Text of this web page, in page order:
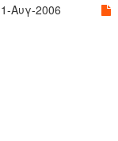
1-Αυγ-2006